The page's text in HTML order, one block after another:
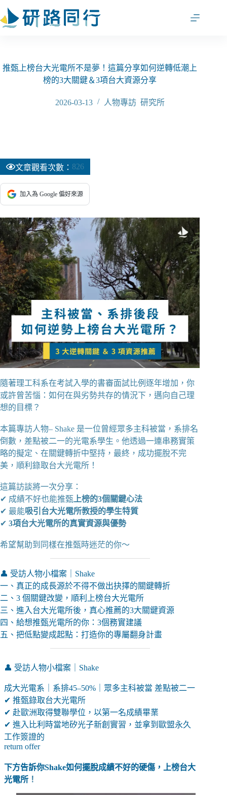
至
容推甄上榜台大光電所不是夢！這篇分享如何逆轉低潮上
榜的3大關鍵＆3項台大資源分享
2026-03-13 人物專訪 ,研究所
文章觀看次數： 826
加入為 Google 偏好來源
隨著理工科系在考試入學的書審面試比例逐年增加，你
或許曾苦惱：如何在與劣勢共存的情況下，邁向自己理
想的目標？
本篇專訪人物– Shake 是一位曾經眾多主科被當，系排名
倒數，差點被二一的光電系學生。他透過一連串務實策
略的擬定、在關鍵轉折中堅持，最終，成功擺脫不完
美，順利錄取台大光電所！
這篇訪談將一次分享：
✔ 成績不好也能推甄 上榜的3個關鍵心法
✔ 最能吸引台大光電所教授的學生特質
✔ 3項台大光電所的真實資源與優勢
希望幫助到同樣在推甄時迷茫的你～
👤 受訪人物小檔案｜Shake
一、真正的成長源於不得不做出抉擇的關鍵轉折
二、3 個關鍵改變，順利上榜台大光電所
三、進入台大光電所後，真心推薦的3大關鍵資源
四、給想推甄光電所的你：3個務實建議
五、把低點變成起點：打造你的專屬翻身計畫
👤 受訪人物小檔案｜Shake
成大光電系｜系排45–50%｜眾多主科被當 差點被二一
✔ 推甄錄取台大光電所
✔ 赴歐洲取得雙聯學位，以第一名成績畢業
✔ 進入比利時當地矽光子新創實習，並拿到歐盟永久
工作簽證的
return offer
下方告訴你Shake如何擺脫成績不好的硬傷，上榜台大
光電所 ！